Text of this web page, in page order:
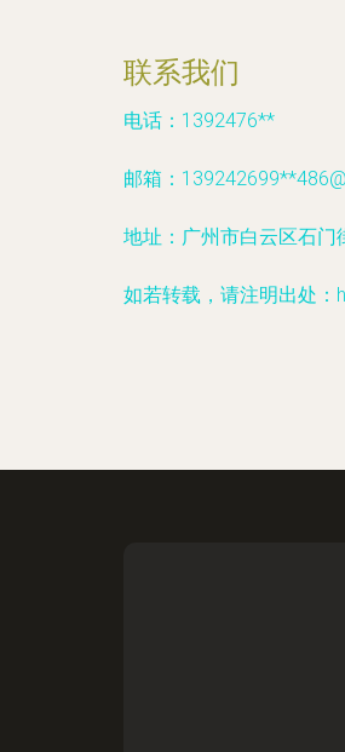
联系我们
电话：1392476**
邮箱：139242699**
地址：广州市白云区石
如若转载，请注明出处：